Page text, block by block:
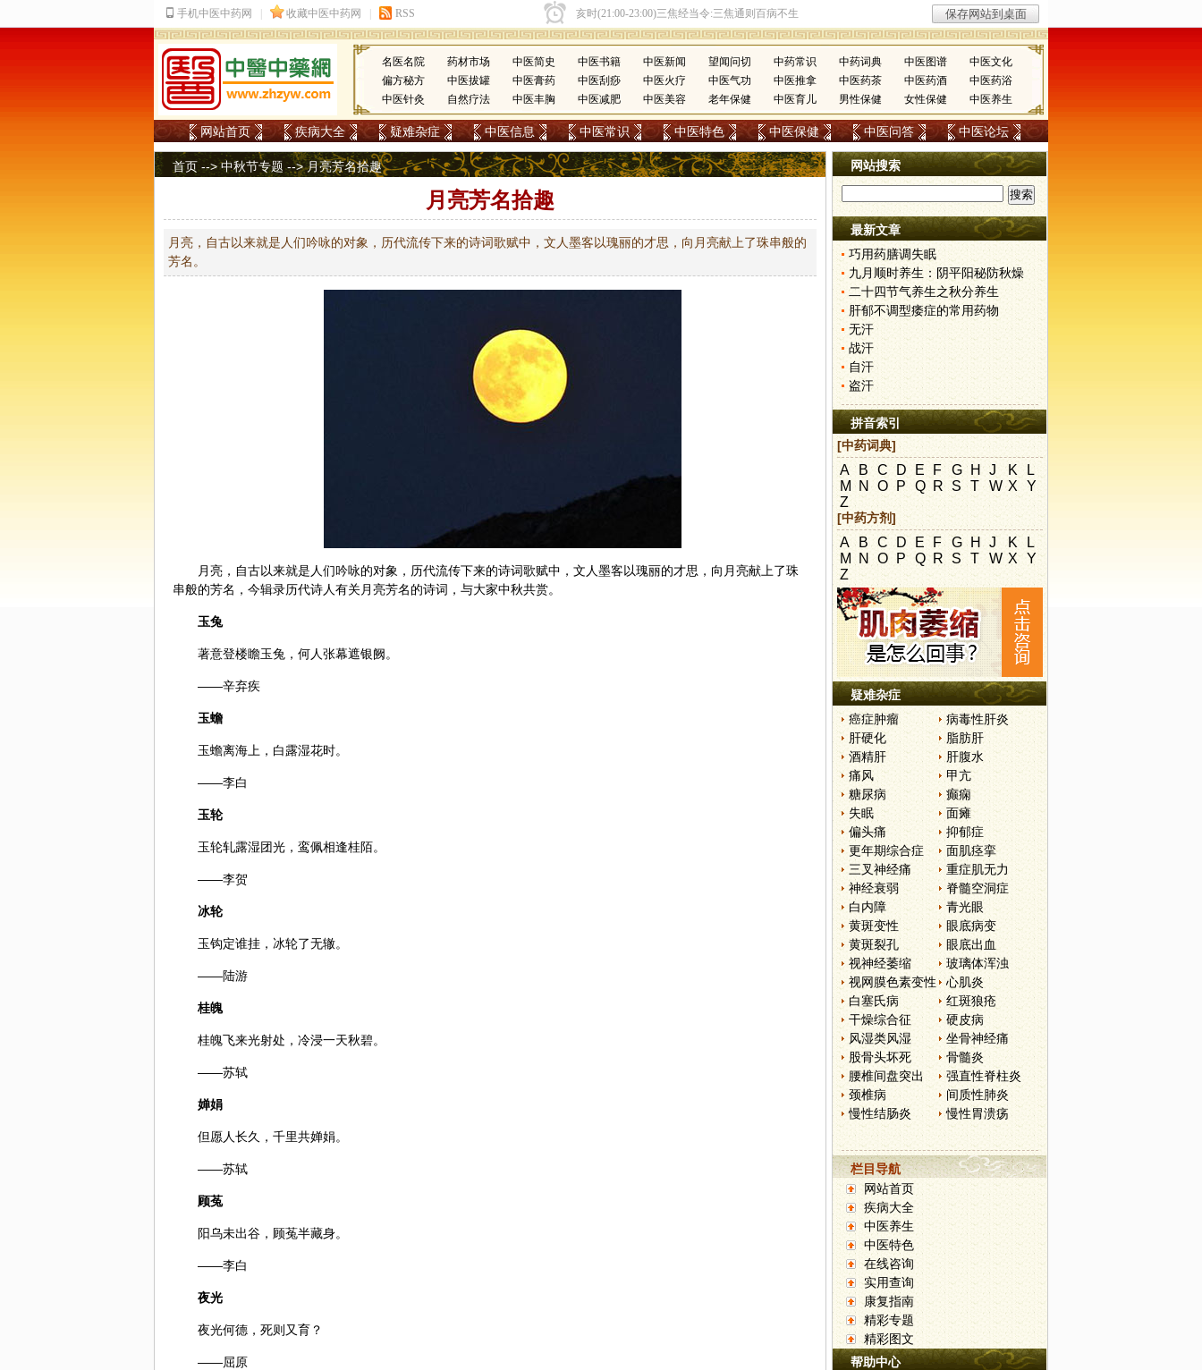
名医名院 药材市场 中医简史 中医书籍 中医新闻 望闻问切 中药常识 中药词典 中医图谱
中医文化
偏方秘方
中医拔罐 中医膏药 中医刮痧 中医火疗 中医气功 中医推拿 中医药茶 中医药酒
中医药浴
中医针灸
自然疗法 中医丰胸 中医减肥 中医美容 老年保健 中医育儿 男性保健 女性保健 中医养生
网站首页 疾病大全 疑难杂症 中医信息 中医常识 中医特色 中医保健 中医问答 中医论坛
首页 -->中秋节专题--> 月亮芳名拾趣
月亮芳名拾趣
月亮，自古以来就是人们吟咏的对象，历代流传下来的诗词歌赋中，文人墨客以瑰丽的才思，向月亮献上了珠串般的
芳名。
月亮，自古以来就是人们吟咏的对象，历代流传下来的诗词歌赋中，文人墨客以瑰丽的才思，向月亮献上了珠
串般的芳名，今辑录历代诗人有关月亮芳名的诗词，与大家中秋共赏。
玉兔
著意登楼瞻玉兔，何人张幕遮银阙。
——辛弃疾
玉蟾
玉蟾离海上，白露湿花时。
——李白
玉轮
玉轮轧露湿团光，鸾佩相逢桂陌。
——李贺
冰轮
玉钩定谁挂，冰轮了无辙。
——陆游
桂魄
桂魄飞来光射处，冷浸一天秋碧。
——苏轼
婵娟
但愿人长久，千里共婵娟。
——苏轼
顾菟
阳乌未出谷，顾菟半藏身。
——李白
夜光
夜光何德，死则又育？
——屈原
网站搜索
最新文章
巧用药膳调失眠
九月顺时养生：阴平阳秘防秋燥
二十四节气养生之秋分养生
肝郁不调型痿症的常用药物
无汗
战汗
自汗
盗汗
拼音索引
[中药词典]
A B C D E F G H J K
L
M N O P Q R S T W X
Y
Z
[中药方剂]
A B C D E F G H J K
L
M N O P Q R S T W X
Y
Z
疑难杂症
癌症肿瘤
病毒性肝炎
肝硬化
脂肪肝
酒精肝
肝腹水
痛风
甲亢
糖尿病
癫痫
失眠
面瘫
偏头痛
抑郁症
更年期综合症
面肌痉挛
三叉神经痛
重症肌无力
神经衰弱
脊髓空洞症
白内障
青光眼
黄斑变性
眼底病变
黄斑裂孔
眼底出血
视神经萎缩
玻璃体浑浊
视网膜色素变性
心肌炎
白塞氏病
红斑狼疮
干燥综合征
硬皮病
风湿类风湿
坐骨神经痛
股骨头坏死
骨髓炎
腰椎间盘突出
强直性脊柱炎
颈椎病
间质性肺炎
慢性结肠炎
慢性胃溃疡
栏目导航
网站首页
疾病大全
中医养生
中医特色
在线咨询
实用查询
康复指南
精彩专题
精彩图文
帮助中心